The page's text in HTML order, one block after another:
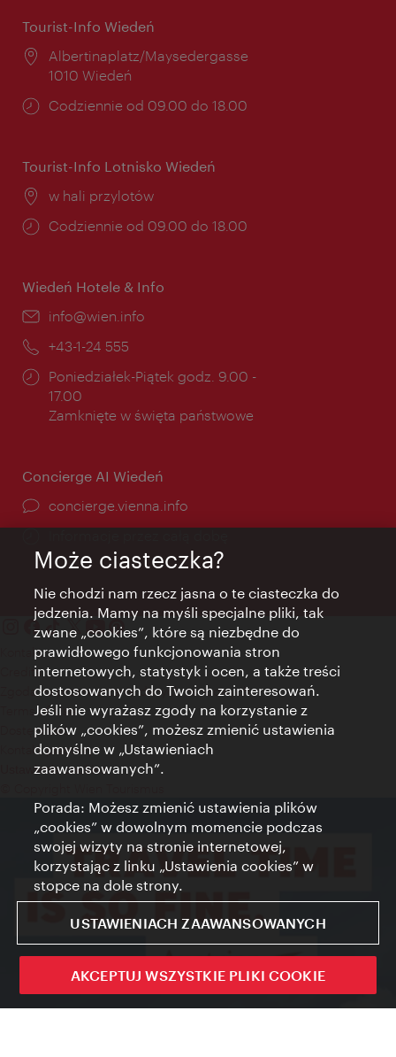
Tourist-Info Wiedeń
Miejsce:
Albertinaplatz/Maysedergasse
1010 Wiedeń
Godziny
Codziennie od 09.00 do 18.00
Tourist-Info Lotnisko Wiedeń
Miejsce:
w hali przylotów
Godziny
Codziennie od 09.00 do 18.00
Wiedeń Hotele & Info
E-
info@wien.info
Telefon:
+43-1-24 555
Godziny
otwarcia:
Poniedziałek-Piątek godz. 9.00 -
17.00
Zamknięte w święta państwowe
Concierge AI Wiedeń
concierge.vienna.info
Kontakt
Credits
Zgoda na przetwarzanie danych osobowych
Terms of Use
Dostępność
Kontakt prasowy
Ustawienia cookies
Może ciasteczka?
Nie chodzi nam rzecz jasna o te ciasteczka do
jedzenia. Mamy na myśli specjalne pliki, tak
zwane „cookies”, które są niezbędne do
prawidłowego funkcjonowania stron
internetowych, statystyk i ocen, a także treści
dostosowanych do Twoich zainteresowań.
Jeśli nie wyrażasz zgody na korzystanie z
plików „cookies”, możesz zmienić ustawienia
domyślne w „Ustawieniach
zaawansowanych”.
Porada: Możesz zmienić ustawienia plików
„cookies” w dowolnym momencie podczas
swojej wizyty na stronie internetowej,
korzystając z linku „Ustawienia cookies” w
stopce na dole strony.
USTAWIENIACH ZAAWANSOWANYCH
AKCEPTUJ WSZYSTKIE PLIKI COOKIE